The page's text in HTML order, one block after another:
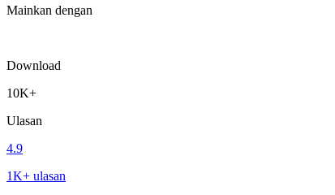
Mainkan dengan
Download
10K+
Ulasan
4.9
1K+ ulasan